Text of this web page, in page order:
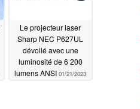
Le projecteur laser
Sharp NEC P627UL
dévoilé avec une
luminosité de 6 200
lumens ANSI 01/21/2023